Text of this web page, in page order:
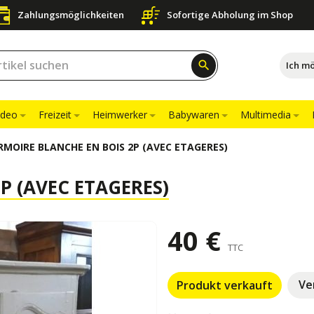
Zahlungsmöglichkeiten Sofortige Abholung im Shop
search Ich
Freizeit Heimwerker Babywaren Multimedia
BLANCHE EN BOIS 2P (AVEC ETAGERES)
(AVEC ETAGERES)
40 € TTC
Produkt verkauft